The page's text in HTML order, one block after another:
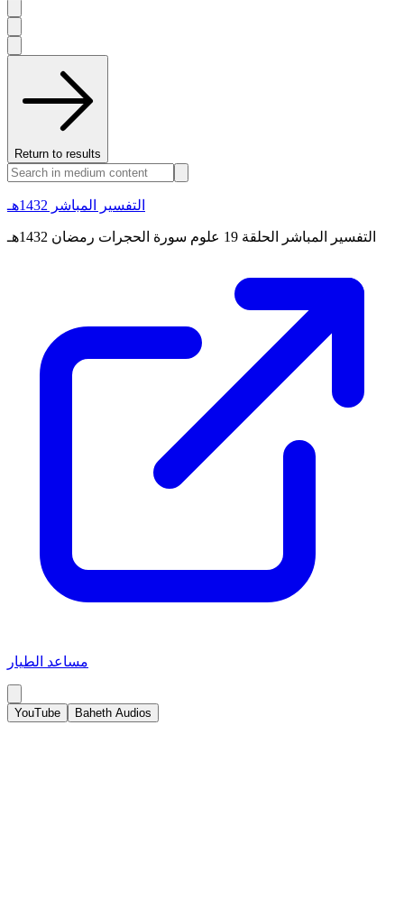
Return to results
التفسير المباشر 1432هـ
التفسير المباشر الحلقة 19 علوم سورة الحجرات رمضان 1432هـ
مساعد الطيار
YouTube Baheth Audios